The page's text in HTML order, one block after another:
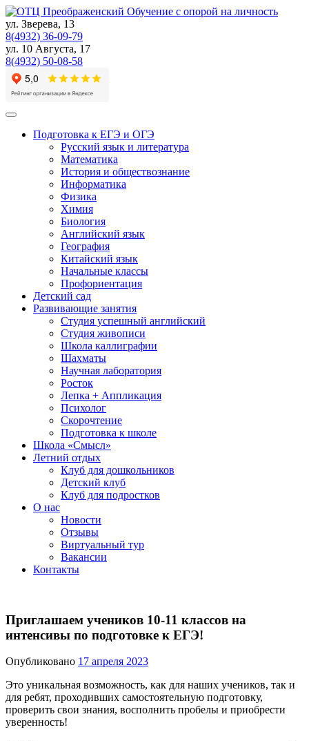
Skip
to
content
Обучение с опорой на личность
ул. Зверева, 13
8(4932) 36-09-79
ул. 10 Августа, 17
8(4932) 50-08-58
Подготовка к ЕГЭ и ОГЭ
Русский язык и литература
Математика
История и обществознание
Информатика
Физика
Химия
Биология
Английский язык
География
Китайский язык
Начальные классы
Профориентация
Детский сад
Развивающие занятия
Студия успешный английский
Студия живописи
Школа каллиграфии
Шахматы
Научная лаборатория
Росток
Лепка + Аппликация
Психолог
Скорочтение
Подготовка к школе
Школа «Смысл»
Летний отдых
Клуб для дошкольников
Детский клуб
Клуб для подростков
О нас
Новости
Отзывы
Виртуальный тур
Вакансии
Контакты
Приглашаем учеников 10-11 классов на
интенсивы по подготовке к ЕГЭ!
Опубликовано 17 апреля 2023
Это уникальная возможность, как для наших учеников, так и
для ребят, проходивших самостоятельную подготовку,
проверить свои знания, восполнить пробелы и приобрести
уверенность!